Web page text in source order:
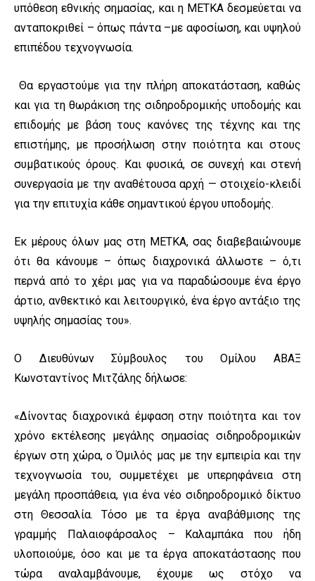
υπόθεση εθνικής σημασίας, και η ΜΕΤΚΑ δεσμεύεται να
ανταποκριθεί – όπως πάντα –με αφοσίωση, και υψηλού
επιπέδου τεχνογνωσία.
Θα εργαστούμε για την πλήρη αποκατάσταση, καθώς
και για τη θωράκιση της σιδηροδρομικής υποδομής και
επιδομής με βάση τους κανόνες της τέχνης και της
επιστήμης, με προσήλωση στην ποιότητα και στους
συμβατικούς όρους. Και φυσικά, σε συνεχή και στενή
συνεργασία με την αναθέτουσα αρχή — στοιχείο-κλειδί
για την επιτυχία κάθε σημαντικού έργου υποδομής.
Εκ μέρους όλων μας στη ΜΕΤΚΑ, σας διαβεβαιώνουμε
ότι θα κάνουμε – όπως διαχρονικά άλλωστε – ό,τι
περνά από το χέρι μας για να παραδώσουμε ένα έργο
άρτιο, ανθεκτικό και λειτουργικό, ένα έργο αντάξιο της
υψηλής σημασίας του».
Ο Διευθύνων Σύμβουλος του Ομίλου ABAΞ
Κωνσταντίνος Μιτζάλης δήλωσε:
«Δίνοντας διαχρονικά έμφαση στην ποιότητα και τον
χρόνο εκτέλεσης μεγάλης σημασίας σιδηροδρομικών
έργων στη χώρα, ο Όμιλός μας με την εμπειρία και την
τεχνογνωσία του, συμμετέχει με υπερηφάνεια στη
μεγάλη προσπάθεια, για ένα νέο σιδηροδρομικό δίκτυο
στη Θεσσαλία. Τόσο με τα έργα αναβάθμισης της
γραμμής Παλαιοφάρσαλος – Καλαμπάκα που ήδη
υλοποιούμε, όσο και με τα έργα αποκατάστασης που
τώρα αναλαμβάνουμε, έχουμε ως στόχο να